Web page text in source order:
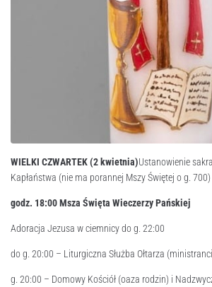
WIELKI CZWARTEK (2 kwietnia)Ustanowienie
Kapłaństwa (nie ma porannej Mszy Świętej o g. 700)
godz. 18:00Msza Święta Wieczerzy Pańskiej
Adoracja Jezusa w ciemnicy do g. 22:00
do g. 20:00 – Liturgiczna Służba Ołtarza
g. 20:00 – Domowy Kościół (oaza rodzin) i